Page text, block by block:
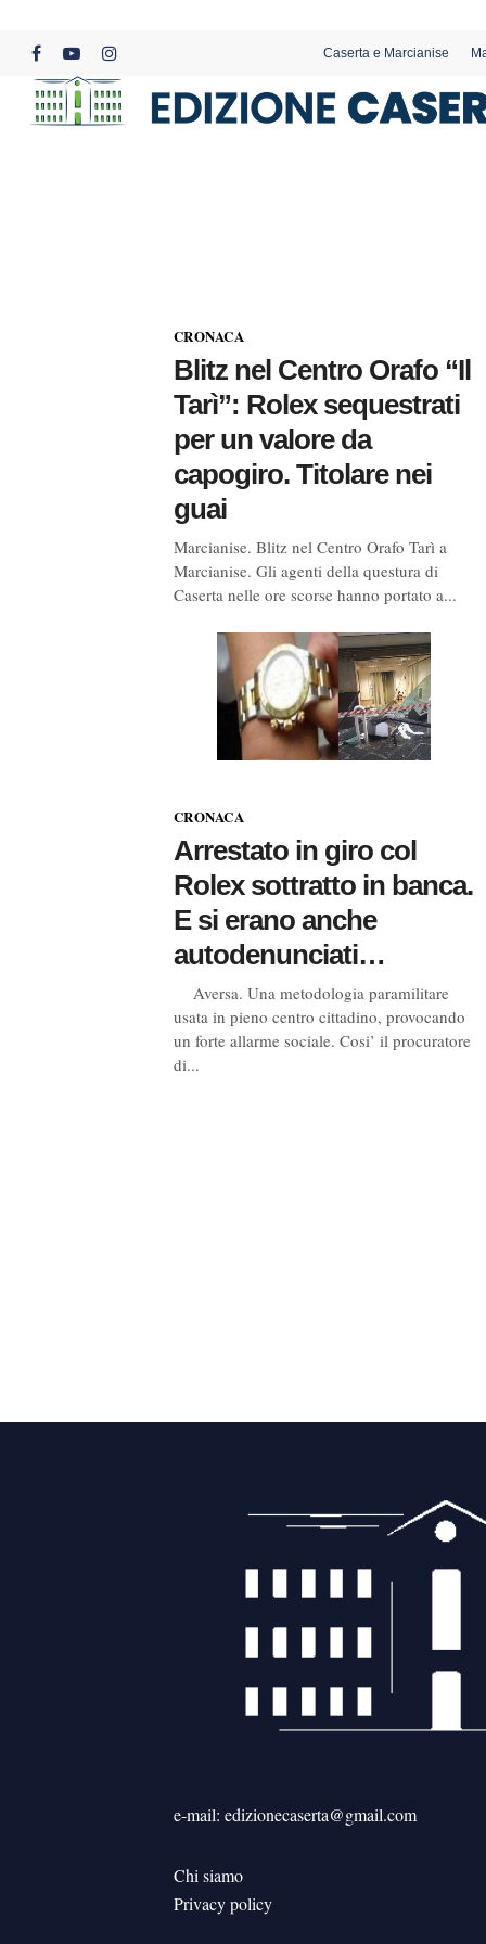
content
facebookyoutubeinstagram
Caserta e Marcianise
CRONACA
Blitz nel Centro Orafo “Il
Tarì”: Rolex sequestrati
per un valore da
capogiro. Titolare nei
guai
Marcianise. Blitz nel Centro Orafo Tarì a
Marcianise. Gli agenti della questura di
Caserta nelle ore scorse hanno portato a...
CRONACA
Arrestato in giro col
Rolex sottratto in banca.
E si erano anche
autodenunciati…
Aversa. Una metodologia paramilitare
usata in pieno centro cittadino, provocando
un forte allarme sociale. Cosi’ il procuratore
di...
e-mail: edizionecaserta@gmail.com
Chi siamo
Privacy policy